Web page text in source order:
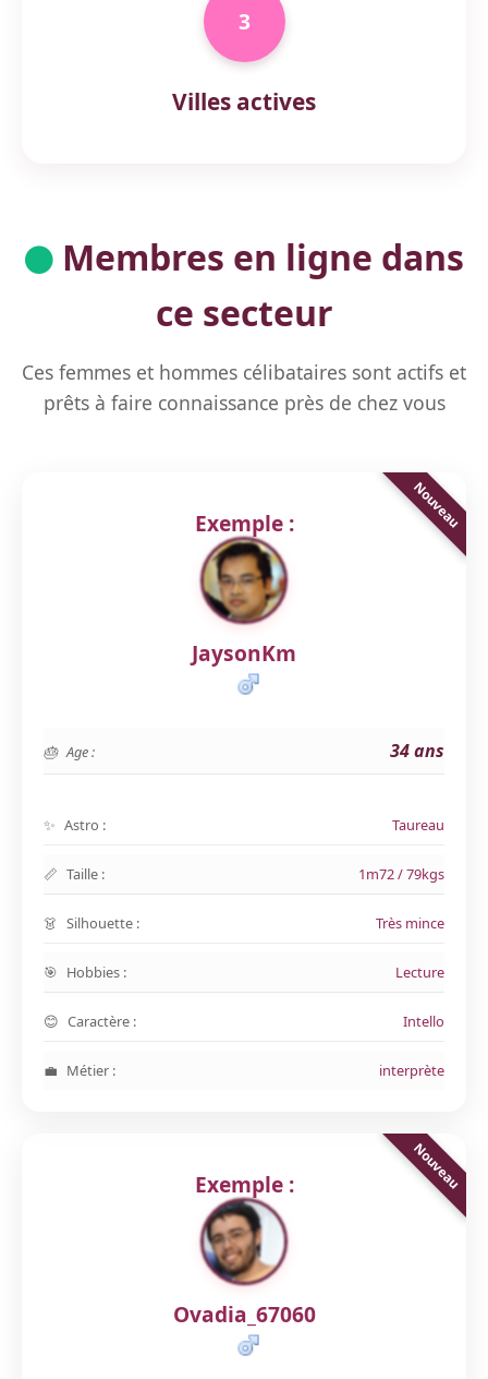
3
Villes actives
Membres en ligne dans
ce secteur
Ces femmes et hommes célibataires sont actifs et
prêts à faire connaissance près de chez vous
Exemple :
JaysonKm
Age : 34 ans
Astro : Taureau
Taille : 1m72 / 79kgs
Silhouette : Très mince
Hobbies : Lecture
Caractère : Intello
Métier : interprète
Exemple :
Ovadia_67060